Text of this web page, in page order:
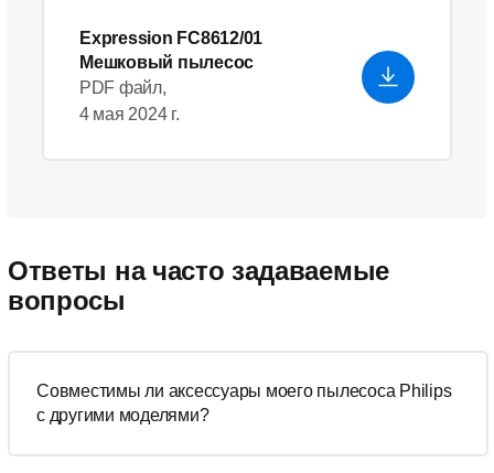
Expression FC8612/01
Мешковый пылесос
PDF файл,
4 мая 2024 г.
Ответы на часто задаваемые
вопросы
Совместимы ли аксессуары моего пылесоса Philips
с другими моделями?